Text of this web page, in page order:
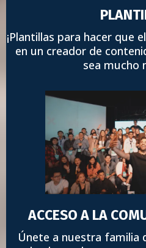
¡Plantillas para hacer que
en un creador de
sea mucho
ACCESO A LA
Únete a nuestra familia